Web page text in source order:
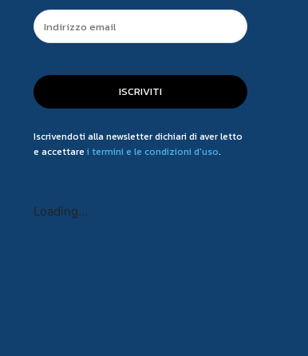
ISCRIVITI
Iscrivendoti alla newsletter dichiari di aver letto
e accettare i termini e le condizioni d'uso.
Loading...